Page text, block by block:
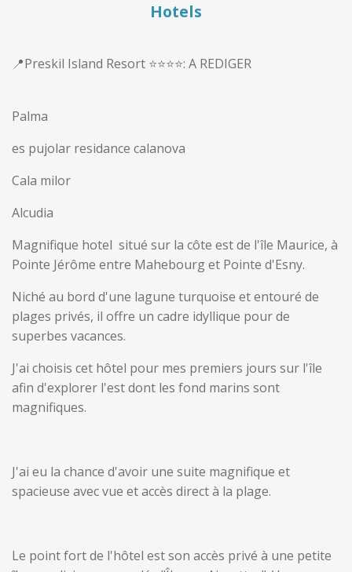
Hotels
📍Preskil Island Resort ⭐️⭐️⭐️⭐️: A REDIGER
Palma
es pujolar residance calanova
Cala milor
Alcudia
Magnifique hotel ️ situé sur la côte est de l'île Maurice, à
Pointe Jérôme entre Mahebourg et Pointe d'Esny.
Niché au bord d'une lagune turquoise et entouré de
plages privés, il offre un cadre idyllique pour de
superbes vacances.
J'ai choisis cet hôtel pour mes premiers jours sur l'île
afin d'explorer l'est dont les fond marins sont
magnifiques.
J'ai eu la chance d'avoir une suite magnifique et
spacieuse avec vue et accès direct à la plage.
Le point fort de l'hôtel est son accès privé à une petite